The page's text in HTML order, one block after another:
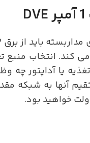
۱۲ ولت تبدیل می